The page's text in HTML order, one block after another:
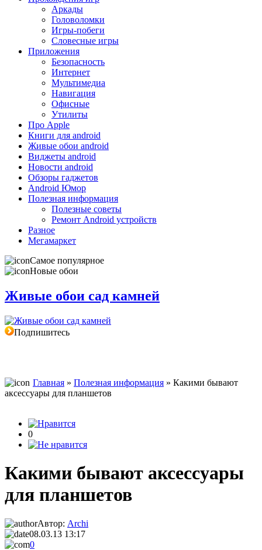
Аркады
Головоломки
Игры-побеги
Словесные игры
Приложения
Безопасность
Интернет
Мультимедиа
Навигация
Офисные
Утилиты
Про Apple
Книги для android
Живые обои android
Виджеты android
Новости android
Обзоры гаджетов
Android Юмор
Полезная информация
Полезные советы
Ремонт Android устройств
Разное
Мегамаркет
Самое популярное
Новые обои
Живые обои сад камней
Подпишитесь
Главная » Полезная информация » Какими бывают
аксессуары для планшетов
0
Какими бывают аксессуары
для планшетов
Автор: Archi
08.03.13 13:17
0